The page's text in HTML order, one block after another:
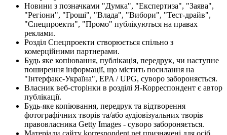
Новини з позначками "Думка", "Експертиза", "Заява",
"Регіони", "Гроші", "Влада", "Вибори", "Тест-драйв",
"Спецпроекти", "Промо" публікуються на правах
реклами.
Розділ Спецпроекти створюється спільно з
комерційними партнерами.
Будь яке копіювання, публікація, передрук, чи наступне
поширення інформації, що містить посилання на
"Інтерфакс-Україна", EPA / UPG, суворо забороняється.
Власник веб-сторінки в розділі Я-Корреспондент є автор
публікації.
Будь-яке копіювання, передрук та відтворення
фотографічних творів та/або аудіовізуальних творів
правовласника Getty Images - суворо забороняється.